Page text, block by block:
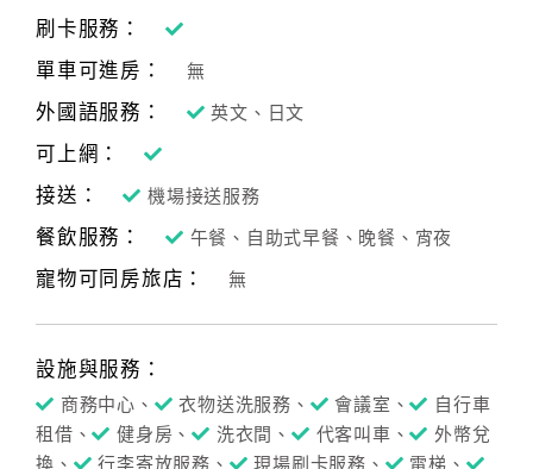
刷卡服務：
單車可進房：
無
外國語服務： 英文、日文
可上網：
接送：
機場接送服務
餐飲服務： 午餐、自助式早餐、晚餐、宵夜
寵物可同房旅店： 無
設施與服務：
商務中心、 衣物送洗服務、 會議室、
自行車
租借、
健身房、 洗衣間、 代客叫車、
外幣兌
換、
行李寄放服務、 現場刷卡服務、
電梯、